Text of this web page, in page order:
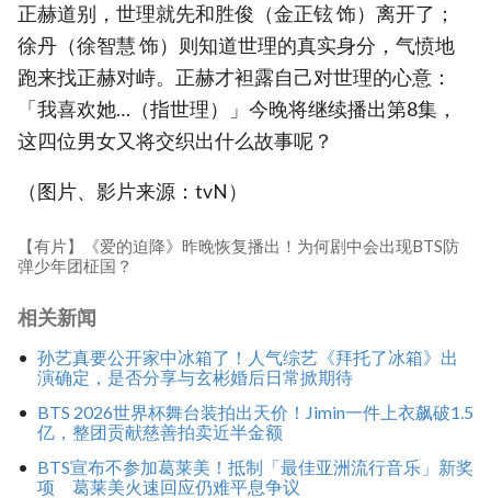
正赫道别，世理就先和胜俊（金正铉 饰）离开了；
徐丹（徐智慧 饰）则知道世理的真实身分，气愤地
跑来找正赫对峙。正赫才袒露自己对世理的心意：
「我喜欢她…（指世理）」今晚将继续播出第8集，
这四位男女又将交织出什么故事呢？
（图片、影片来源：tvN）
【有片】《爱的迫降》昨晚恢复播出！为何剧中会出现BTS防
弹少年团柾国？
相关新闻
孙艺真要公开家中冰箱了！人气综艺《拜托了冰箱》出
演确定，是否分享与玄彬婚后日常掀期待
BTS 2026世界杯舞台装拍出天价！Jimin一件上衣飙破1.5
亿，整团贡献慈善拍卖近半金额
BTS宣布不参加葛莱美！抵制「最佳亚洲流行音乐」新奖
项 葛莱美火速回应仍难平息争议